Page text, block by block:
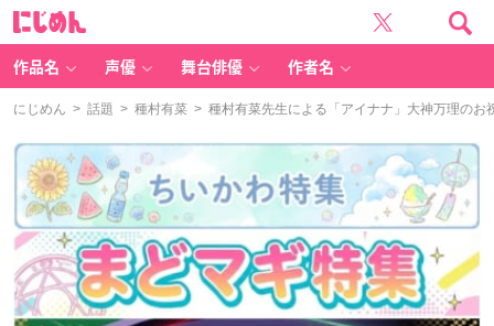
作品名 声優 舞台俳優 作者名
にじめん > 話題 > 種村有菜 > 種村有菜先生による「アイナナ」大神万理のお